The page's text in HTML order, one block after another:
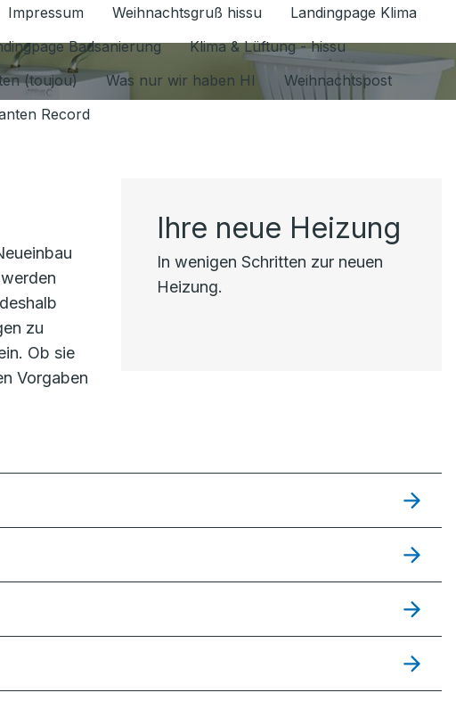
für Datenschutz 1.6.2026 umschalten
Impressum Weihnachtsgruß hissu
Landingpage Klima
Badsanierung
Klima & Lüftung - hissu
(toujou) Was nur wir haben HI
Weihnachtspost
Record
zu
Ob sie
Vorgaben
Ihre neue Heizung
In wenigen Schritten zur neuen
Heizung.